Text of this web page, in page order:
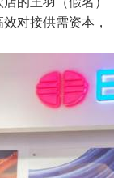
对接供需资本，